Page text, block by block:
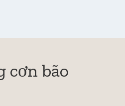
cơn bão